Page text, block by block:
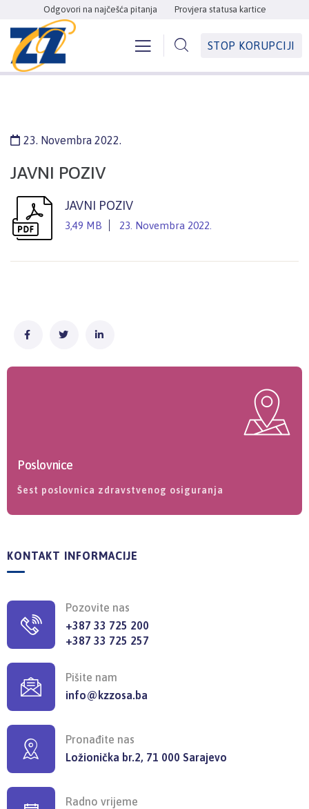
Odgovori na najčešća pitanja Provjera statusa kartice
STOP KORUPCIJI
23. Novembra 2022.
JAVNI POZIV
JAVNI POZIV
3,49 MB 23. Novembra 2022.
Poslovnice
Šest poslovnica zdravstvenog osiguranja
KONTAKT INFORMACIJE
Pozovite nas
+387 33 725 200
+387 33 725 257
Pišite nam
info@kzzosa.ba
Pronađite nas
Ložionička br.2, 71 000 Sarajevo
Radno vrijeme